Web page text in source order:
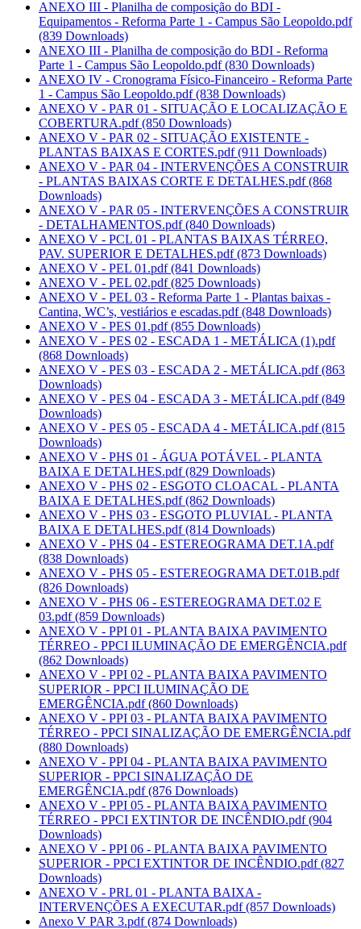
ANEXO III - Planilha de composição do BDI -
Equipamentos - Reforma Parte 1 - Campus São Leopoldo.pdf
(839 Downloads)
ANEXO III - Planilha de composição do BDI - Reforma
Parte 1 - Campus São Leopoldo.pdf(830 Downloads)
ANEXO IV - Cronograma Físico-Financeiro - Reforma Parte
1 - Campus São Leopoldo.pdf(838 Downloads)
ANEXO V - PAR 01 - SITUAÇÃO E LOCALIZAÇÃO E
COBERTURA.pdf(850 Downloads)
ANEXO V - PAR 02 - SITUAÇÃO EXISTENTE -
PLANTAS BAIXAS E CORTES.pdf(911 Downloads)
ANEXO V - PAR 04 - INTERVENÇÕES A CONSTRUIR
- PLANTAS BAIXAS CORTE E DETALHES.pdf(868
Downloads)
ANEXO V - PAR 05 - INTERVENÇÕES A CONSTRUIR
- DETALHAMENTOS.pdf(840 Downloads)
ANEXO V - PCL 01 - PLANTAS BAIXAS TÉRREO,
PAV. SUPERIOR E DETALHES.pdf(873 Downloads)
ANEXO V - PEL 01.pdf(841 Downloads)
ANEXO V - PEL 02.pdf(825 Downloads)
ANEXO V - PEL 03 - Reforma Parte 1 - Plantas baixas -
Cantina, WC’s, vestiários e escadas.pdf(848 Downloads)
ANEXO V - PES 01.pdf(855 Downloads)
ANEXO V - PES 02 - ESCADA 1 - METÁLICA (1).pdf
(868 Downloads)
ANEXO V - PES 03 - ESCADA 2 - METÁLICA.pdf(863
Downloads)
ANEXO V - PES 04 - ESCADA 3 - METÁLICA.pdf(849
Downloads)
ANEXO V - PES 05 - ESCADA 4 - METÁLICA.pdf(815
Downloads)
ANEXO V - PHS 01 - ÁGUA POTÁVEL - PLANTA
BAIXA E DETALHES.pdf(829 Downloads)
ANEXO V - PHS 02 - ESGOTO CLOACAL - PLANTA
BAIXA E DETALHES.pdf(862 Downloads)
ANEXO V - PHS 03 - ESGOTO PLUVIAL - PLANTA
BAIXA E DETALHES.pdf(814 Downloads)
ANEXO V - PHS 04 - ESTEREOGRAMA DET.1A.pdf
(838 Downloads)
ANEXO V - PHS 05 - ESTEREOGRAMA DET.01B.pdf
(826 Downloads)
ANEXO V - PHS 06 - ESTEREOGRAMA DET.02 E
03.pdf(859 Downloads)
ANEXO V - PPI 01 - PLANTA BAIXA PAVIMENTO
TÉRREO - PPCI ILUMINAÇÃO DE EMERGÊNCIA.pdf
(862 Downloads)
ANEXO V - PPI 02 - PLANTA BAIXA PAVIMENTO
SUPERIOR - PPCI ILUMINAÇÃO DE
EMERGÊNCIA.pdf(860 Downloads)
ANEXO V - PPI 03 - PLANTA BAIXA PAVIMENTO
TÉRREO - PPCI SINALIZAÇÃO DE EMERGÊNCIA.pdf
(880 Downloads)
ANEXO V - PPI 04 - PLANTA BAIXA PAVIMENTO
SUPERIOR - PPCI SINALIZAÇÃO DE
EMERGÊNCIA.pdf(876 Downloads)
ANEXO V - PPI 05 - PLANTA BAIXA PAVIMENTO
TÉRREO - PPCI EXTINTOR DE INCÊNDIO.pdf(904
Downloads)
ANEXO V - PPI 06 - PLANTA BAIXA PAVIMENTO
SUPERIOR - PPCI EXTINTOR DE INCÊNDIO.pdf(827
Downloads)
ANEXO V - PRL 01 - PLANTA BAIXA -
INTERVENÇÕES A EXECUTAR.pdf(857 Downloads)
Anexo V PAR 3.pdf(874 Downloads)